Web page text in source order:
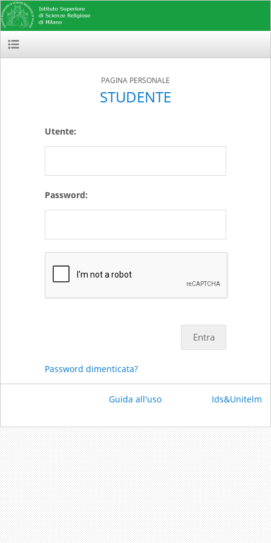
PAGINA PERSONALE
STUDENTE
Utente:
Password:
Entra
Password dimenticata?
Guida all'uso Ids&Unitelm